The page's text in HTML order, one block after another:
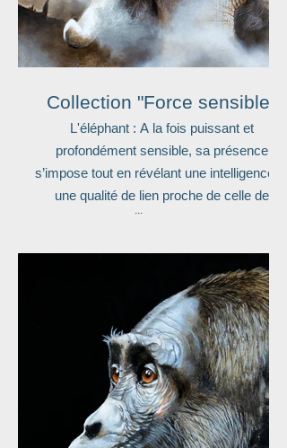
Collection "Force sensible"
L'éléphant : A la fois puissant et
profondément sensible, sa présence
s’impose tout en révélant une intelligence et
une qualité de lien proche de celle de
l’homme.